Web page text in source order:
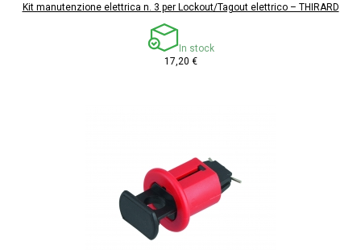
Kit manutenzione elettrica n. 3 per Lockout/Tagout elettrico – THIRARD
In stock
17,20 €